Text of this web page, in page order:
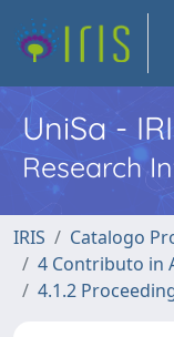
UniSa -
Research
IRIS
Catalogo
4 Contributo in
4.1.2